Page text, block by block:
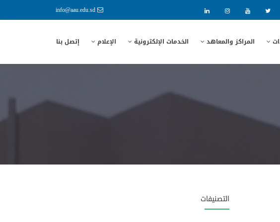
المراكز والمعاهد الخدمات الإلكترونية الإعلام إتصل بنا
التصنيفات